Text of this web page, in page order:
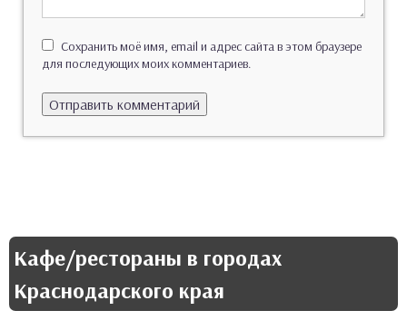
Сохранить моё имя, email и адрес сайта в этом браузере
для последующих моих комментариев.
Кафе/рестораны в городах
Краснодарского края